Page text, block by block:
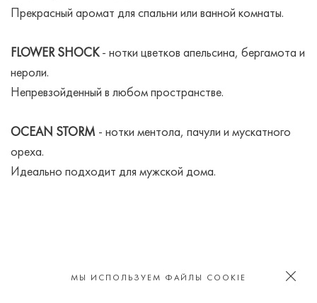
Прекрасный аромат для спальни или ванной комнаты.
FLOWER SHOCK- нотки цветков апельсина, бергамота и
нероли.
Непревзойденный в любом пространстве.
OCEAN STORM - нотки ментола, пачули и мускатного
ореха.
Идеально подходит для мужской дома.
МЫ ИСПОЛЬЗУЕМ ФАЙЛЫ COOKIE